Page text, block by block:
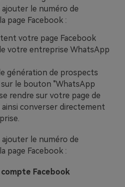
le numéro de
page Facebook :
votre page Facebook
votre entreprise WhatsApp
génération de prospects
le bouton "WhatsApp
rendre sur votre page de
converser directement
le numéro de
page Facebook :
Facebook